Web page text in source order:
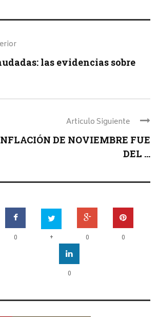
las evidencias sobre
Articulo Siguiente
DE NOVIEMBRE FUE
DEL ...
0 + 0 0
0